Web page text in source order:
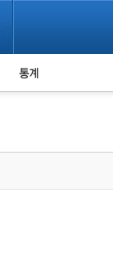
누적 피해사례 통계